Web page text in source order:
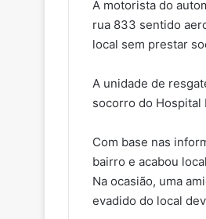
A motorista do
rua 833 sentido
local sem prestar
A unidade de
socorro do Hospital
Com base nas
bairro e acabou
Na ocasião, uma
evadido do local